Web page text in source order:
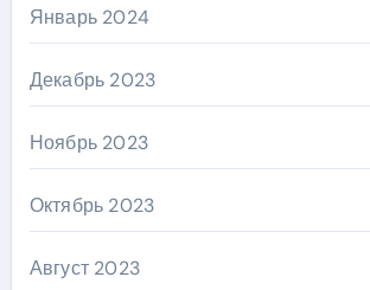
Январь 2024
Декабрь 2023
Ноябрь 2023
Октябрь 2023
Август 2023